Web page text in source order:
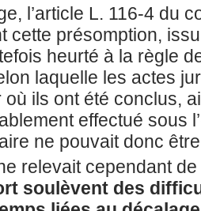
l’article L. 116-4 du
cette présomption,
heurté à la règle
laquelle les actes
ils ont été conclus,
effectué sous
ne pouvait donc
relevait cependant de
soulèvent des